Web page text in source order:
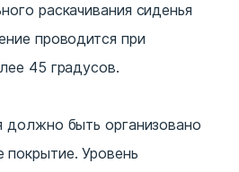
раскачивания сиденья
проводится при
45 градусов.
должно быть организовано
Уровень